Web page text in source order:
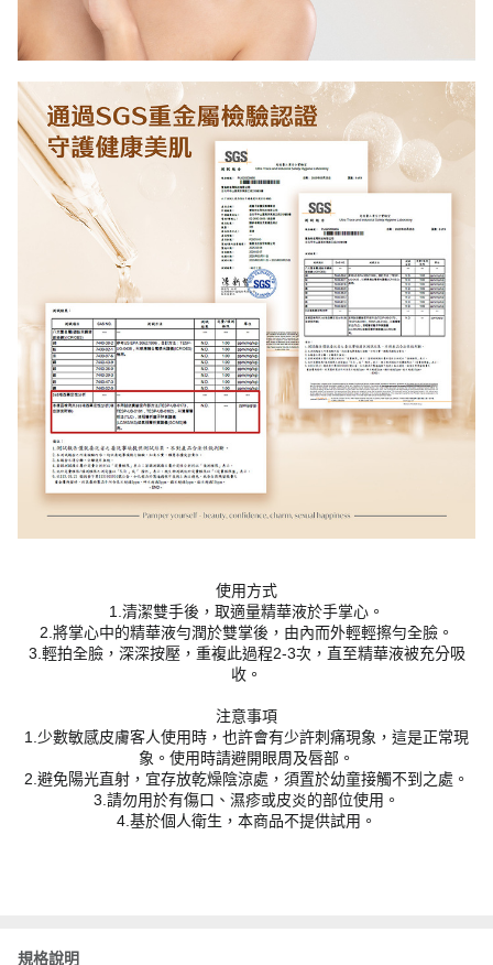
使用方式
1.清潔雙手後，取適量精華液於手掌心。
2.將掌心中的精華液勻潤於雙掌後，由內而外輕輕擦勻全臉。
3.輕拍全臉，深深按壓，重複此過程2-3次，直至精華液被充分吸
收。
注意事項
1.少數敏感皮膚客人使用時，也許會有少許刺痛現象，這是正常現
象。使用時請避開眼周及唇部。
2.避免陽光直射，宜存放乾燥陰涼處，須置於幼童接觸不到之處。
3.請勿用於有傷口、濕疹或皮炎的部位使用。
4.基於個人衛生，本商品不提供試用。
規格說明